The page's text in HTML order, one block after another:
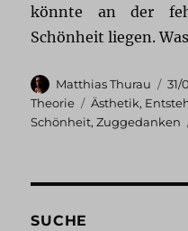
könnte an der
Schönheit liegen.
Autor
Matthias Thurau
am
31/
Theorie
Schlagwörter
Ästhetik,
Schönheit,Zuggedanken
SUCHE